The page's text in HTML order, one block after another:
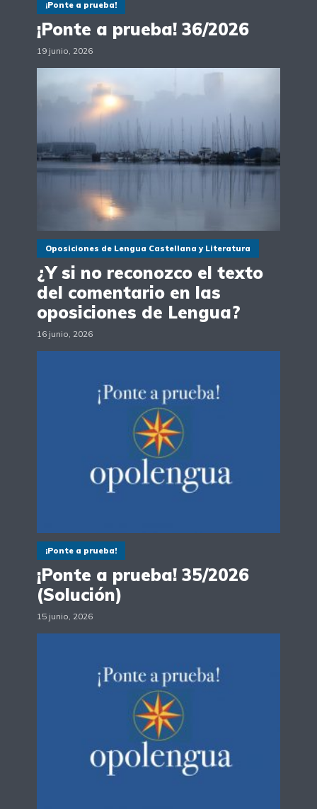
¡Ponte a prueba!
¡Ponte a prueba! 36/2026
19 junio, 2026
Oposiciones de Lengua Castellana y Literatura
¿Y si no reconozco el texto
del comentario en las
oposiciones de Lengua?
16 junio, 2026
¡Ponte a prueba!
¡Ponte a prueba! 35/2026
(Solución)
15 junio, 2026